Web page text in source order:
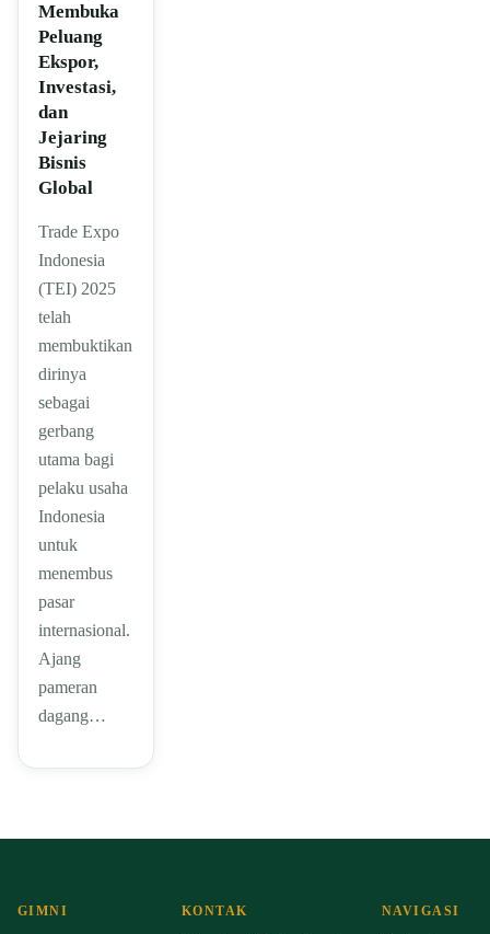
Membuka
Peluang
Ekspor,
Investasi,
dan
Jejaring
Bisnis
Global
Trade Expo
Indonesia
(TEI) 2025
telah
membuktikan
dirinya
sebagai
gerbang
utama bagi
pelaku usaha
Indonesia
untuk
menembus
pasar
internasional.
Ajang
pameran
dagang…
GIMNI KONTAK NAVIGASI